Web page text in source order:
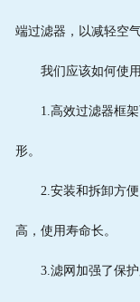
端过滤器，以减轻空
我们应该如何使用
1.高效过滤器框架
形。
2.安装和拆卸方便
高，使用寿命长。
3.滤网加强了保护